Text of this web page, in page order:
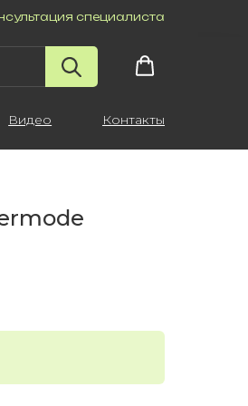
специалиста
Видео Контакты